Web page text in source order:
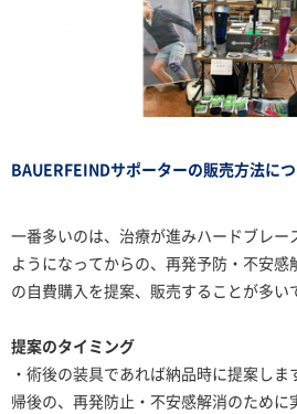
BAUERFEINDサポーターの販売方法に
一番多いのは、治療が進みハードブレー
ようになってからの、再発予防・不安
の自費購入を提案、販売することが多い
提案のタイミング
・術後の装具であれば納品時に提案し
帰後の、再発防止・不安感解消のため